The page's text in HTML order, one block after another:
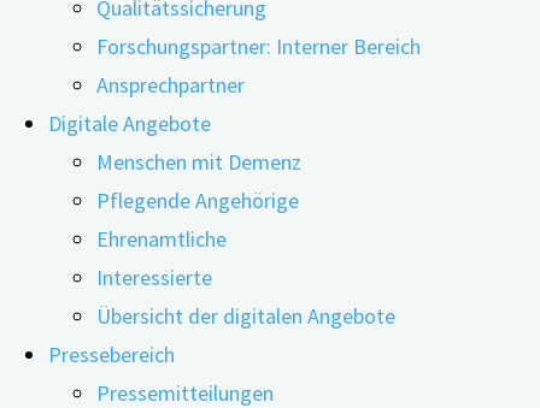
Qualitätssicherung
Forschungspartner: Interner Bereich
Ansprechpartner
Digitale Angebote
Menschen mit Demenz
Pflegende Angehörige
Ehrenamtliche
Interessierte
Übersicht der digitalen Angebote
Pressebereich
Pressemitteilungen
Am 11.10.2021 fand der 6. Bayerische Fachtag
Demenz im Congress Centrum in Würzburg statt.
Bei der hybriden Veranstaltung war eine Teilnahme
sowohl in Präsenz als auch virtuell möglich. Das
Team von digiDEM Bayern war vor Ort und freute
sich über viele spannende Vorträge und
Diskussionen sowie den persönlichen Kontakt mit
den Teilnehmenden.